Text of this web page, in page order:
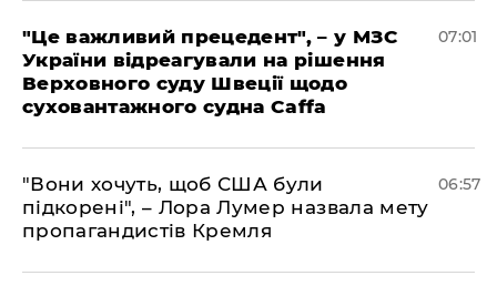
"Це важливий прецедент", – у МЗС
України відреагували на рішення
Верховного суду Швеції щодо
суховантажного судна Caffa
07:01
"Вони хочуть, щоб США були
підкорені", – Лора Лумер назвала мету
пропагандистів Кремля
06:57